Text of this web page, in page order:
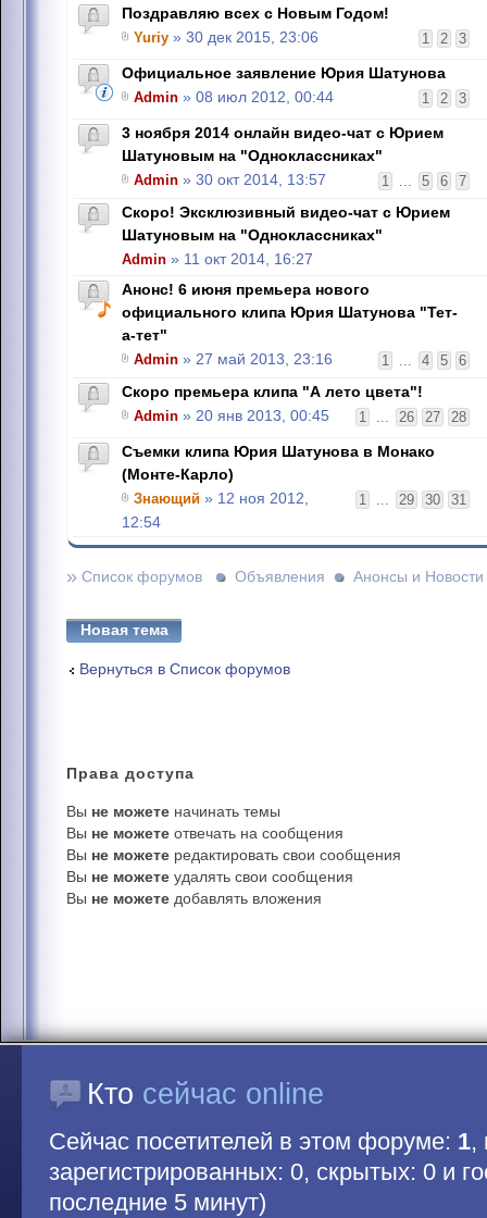
Поздравляю всех с Новым Годом!
1 2 3
Yuriy » 30 дек 2015, 23:06
Официальное заявление Юрия Шатунова
1 2 3
Admin » 08 июл 2012, 00:44
3 ноября 2014 онлайн видео-чат с Юрием
Шатуновым на "Одноклассниках"
1 ... 5 6 7
Admin » 30 окт 2014, 13:57
Скоро! Эксклюзивный видео-чат с Юрием
Шатуновым на "Одноклассниках"
Admin » 11 окт 2014, 16:27
Анонс! 6 июня премьера нового
официального клипа Юрия Шатунова "Тет-
а-тет"
1 ... 4 5 6
Admin » 27 май 2013, 23:16
Скоро премьера клипа "А лето цвета"!
1 ... 26 27 28
Admin » 20 янв 2013, 00:45
Съемки клипа Юрия Шатунова в Монако
(Монте-Карло)
1 ... 29 30 31
Знающий » 12 ноя 2012,
12:54
» Список форумов Объявления Анонсы и Новости
Новая тема
Вернуться в Список форумов
Права доступа
Вы не можете начинать темы
Вы не можете отвечать на сообщения
Вы не можете редактировать свои сообщения
Вы не можете удалять свои сообщения
Вы не можете добавлять вложения
Кто сейчас online
Сейчас посетителей в этом форуме: 1,
зарегистрированных: 0, скрытых: 0 и
последние 5 минут)